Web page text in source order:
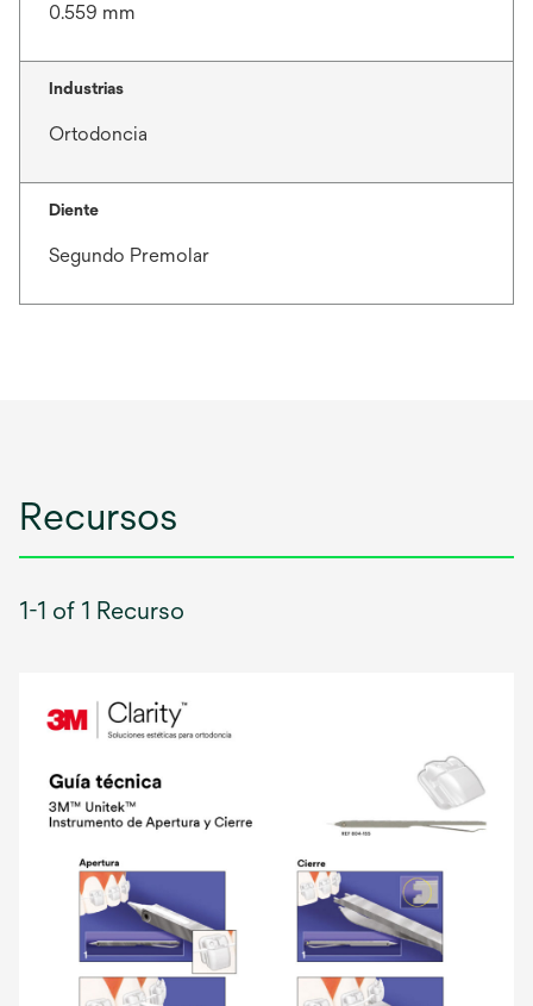
0.559 mm
Industrias
Ortodoncia
Diente
Segundo Premolar
Recursos
1-1 of 1 Recurso